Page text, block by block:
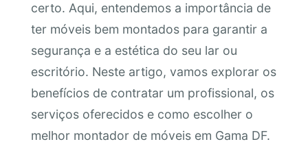
certo. Aqui, entendemos a importância de
ter móveis bem montados para garantir a
segurança e a estética do seu lar ou
escritório. Neste artigo, vamos explorar os
benefícios de contratar um profissional, os
serviços oferecidos e como escolher o
melhor montador de móveis em Gama DF.